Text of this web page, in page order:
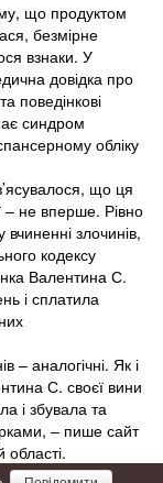
що продуктом
безмірне
взнаки. У
довідка про
поведінкові
синдром
обліку
що ця
– не вперше. Рівно
злочинів,
кодексу
Валентина С.
і сплатила
– аналогічні. Як і
С. своєї вини
і збувала та
– пише сайт
області.